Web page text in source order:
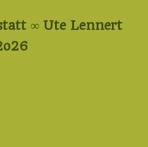
∞ Ute Lennert